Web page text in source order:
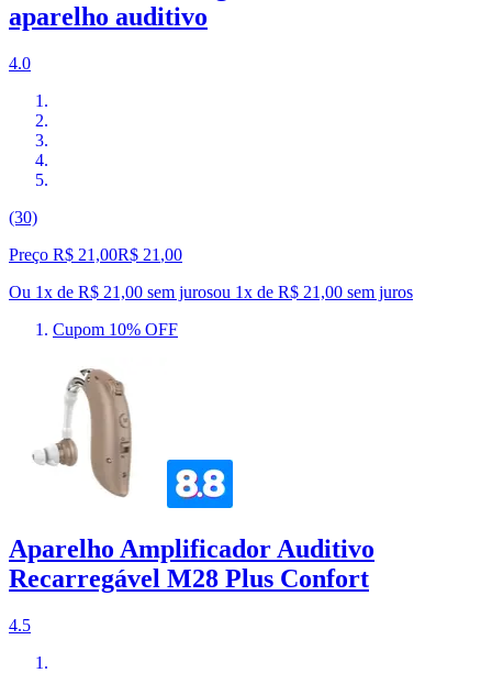
aparelho auditivo
4.0
(30)
Preço R$ 21,00R$ 21 ,00
Ou 1x de R$ 21,00 sem jurosou 1x de R$ 21,00 sem juros
Cupom 10% OFF
Aparelho Amplificador Auditivo
Recarregável M28 Plus Confort
4.5